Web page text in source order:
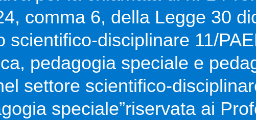
comma 6, della Legge 30
scientifico-disciplinare 11/
pedagogia speciale e
settore scientifico-
speciale”riservata ai